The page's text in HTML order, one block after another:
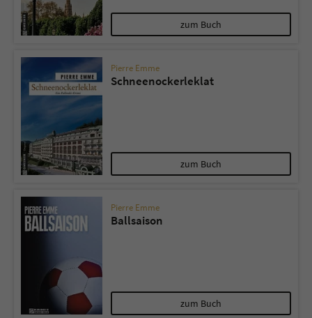
zum Buch
Pierre Emme
Schneenockerleklat
zum Buch
Pierre Emme
Ballsaison
zum Buch